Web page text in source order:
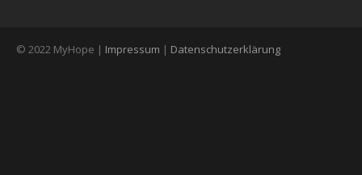
© 2022 MyHope | Impressum | Datenschutzerklärung